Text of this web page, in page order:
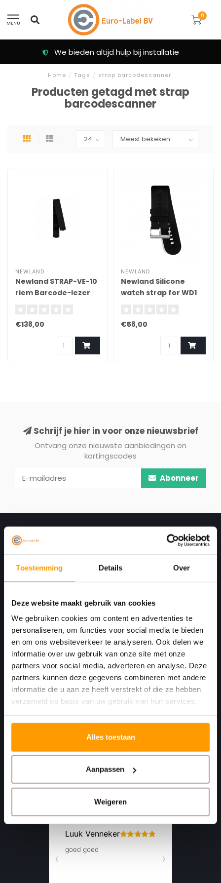
Toestemming Details Over
Deze website maakt gebruik van cookies
We gebruiken cookies om content en advertenties te
personaliseren, om functies voor social media te bieden
en om ons websiteverkeer te analyseren. Ook delen we
informatie over uw gebruik van onze site met onze
partners voor social media, adverteren en analyse. Deze
partners kunnen deze gegevens combineren met andere
informatie die u aan ze heeft verstrekt of die ze hebben
verzameld op basis van uw gebruik van hun services.
Alles toestaan
Aanpassen
Weigeren
MENU
0
We bieden altijd hulp bij installatie
Home / Tags / strap barcodescanner
Producten getagd met strap
barcodescanner
NEWLAND
Newland STRAP-VE-10
riem Barcode-lezer
€138,00
NEWLAND
Newland Silicone
watch strap for WD1
€58,00
Schrijf je hier in voor onze nieuwsbrief
Ontvang onze nieuwste aanbiedingen en
kortingscodes
Abonneer
Print. Plak. Klaar. Met een partner die met je
meedenkt.
Havenkant 6
4781 AA
Moerdijk Nederland
+31 (0)168 416 513
info@euro-label.nl